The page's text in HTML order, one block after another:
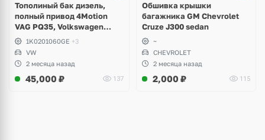
Тополиный бак дизель,
полный привод 4Motion
VAG PQ35, Volkswagen
Scirocco, Golf V, VI, Skoda
Yeti, Octavia A5, Superb,
Audi A3, Seat Altea
1K0201060GE +3
VW
2 месяца назад
45,000 ₽ 137
Обшивка крышки
багажника GM Chevrolet
Cruze J300 sedan
~
CHEVROLET
2 месяца назад
2,000 ₽ 115